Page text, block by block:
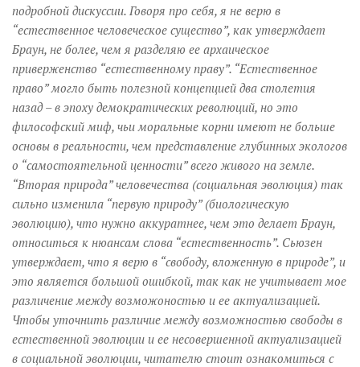
подробной дискуссии. Говоря про себя, я не верю в
“естественное человеческое существо”, как утверждает
Браун, не более, чем я разделяю ее архаическое
приверженство “естественному праву”. “Естественное
право” могло быть полезной концепцией два столетия
назад – в эпоху демократических революций, но это
философский миф, чьи моральные корни имеют не больше
основы в реальности, чем представление глубинных экологов
о “самостоятельной ценности” всего живого на земле.
“Вторая природа” человечества (социальная эволюция) так
сильно изменила “первую природу” (биологическую
эволюцию), что нужно аккуратнее, чем это делает Браун,
относиться к нюансам слова “естественность”. Сьюзен
утверждает, что я верю в “свободу, вложенную в природе”, и
это является большой ошибкой, так как не учитывает мое
различение между возможоностью и ее актуализацией.
Чтобы уточнить различие между возможностью свободы в
естественной эволюции и ее несовершенной актуализацией
в социальной эволюции, читателю стоит ознакомиться с